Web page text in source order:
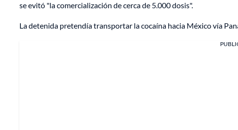
se evitó "la comercialización de cerca de 5.000 dosis".
La detenida pretendía transportar la cocaína hacia México vía